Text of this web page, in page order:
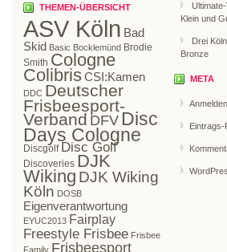
THEMEN-ÜBERSICHT
ASV Köln Bad
Skid Basic Bocklemünd Brodie
Smith Cologne
ColibrisCSI:Kamen
DDC Deutscher
Frisbeesport-
Verband DFV Disc
Days Cologne
Discgolf Disc Golf
Discoveries DJK
Wiking DJK Wiking
Köln DOSB
Eigenverantwortung
EYUC2013 Fairplay
Freestyle Frisbee Frisbee
Family Frisbeesport
Klein und
Drei
Bronze
META
Anmelden
Eintrags-